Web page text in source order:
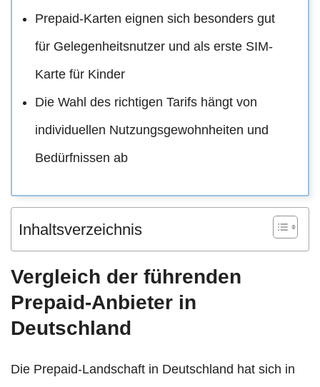
Prepaid-Karten eignen sich besonders gut
für Gelegenheitsnutzer und als erste SIM-
Karte für Kinder
Die Wahl des richtigen Tarifs hängt von
individuellen Nutzungsgewohnheiten und
Bedürfnissen ab
Inhaltsverzeichnis
Vergleich der führenden
Prepaid-Anbieter in
Deutschland
Die Prepaid-Landschaft in Deutschland hat sich in